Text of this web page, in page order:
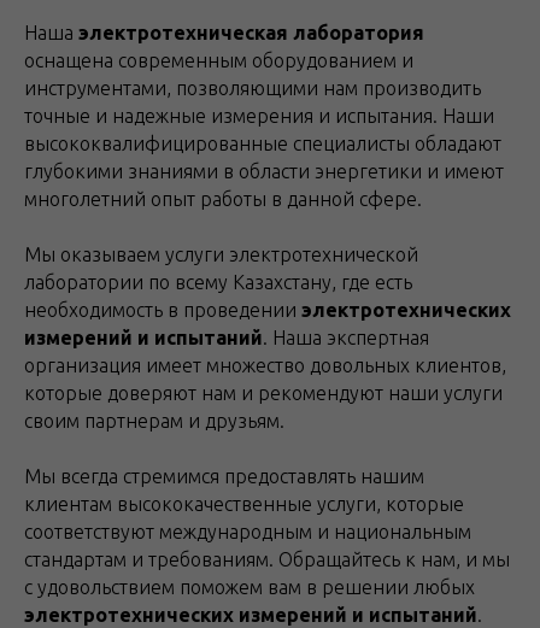
Наша электротехническая лаборатория
оснащена современным оборудованием и
инструментами, позволяющими нам производить
точные и надежные измерения и испытания. Наши
высококвалифицированные специалисты обладают
глубокими знаниями в области энергетики и имеют
многолетний опыт работы в данной сфере.
Мы оказываем услуги электротехнической
лаборатории по всему Казахстану, где есть
необходимость в проведении электротехнических
измерений и испытаний. Наша экспертная
организация имеет множество довольных клиентов,
которые доверяют нам и рекомендуют наши услуги
своим партнерам и друзьям.
Мы всегда стремимся предоставлять нашим
клиентам высококачественные услуги, которые
соответствуют международным и национальным
стандартам и требованиям. Обращайтесь к нам, и мы
с удовольствием поможем вам в решении любых
электротехнических измерений и испытаний.